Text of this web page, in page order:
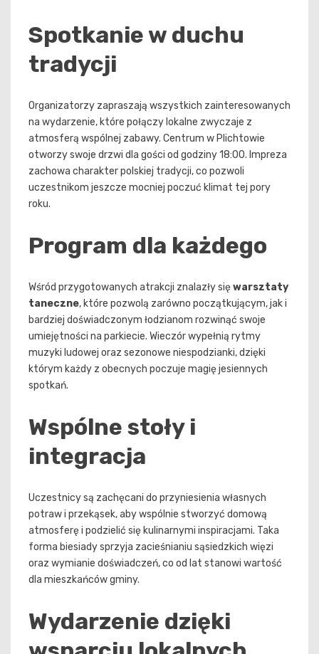
Spotkanie w duchu
tradycji
Organizatorzy zapraszają wszystkich zainteresowanych
na wydarzenie, które połączy lokalne zwyczaje z
atmosferą wspólnej zabawy. Centrum w Plichtowie
otworzy swoje drzwi dla gości od godziny 18:00. Impreza
zachowa charakter polskiej tradycji, co pozwoli
uczestnikom jeszcze mocniej poczuć klimat tej pory
roku.
Program dla każdego
Wśród przygotowanych atrakcji znalazły sięwarsztaty
taneczne, które pozwolą zarówno początkującym, jak i
bardziej doświadczonym łodzianom rozwinąć swoje
umiejętności na parkiecie. Wieczór wypełnią rytmy
muzyki ludowej oraz sezonowe niespodzianki, dzięki
którym każdy z obecnych poczuje magię jesiennych
spotkań.
Wspólne stoły i
integracja
Uczestnicy są zachęcani do przyniesienia własnych
potraw i przekąsek, aby wspólnie stworzyć domową
atmosferę i podzielić się kulinarnymi inspiracjami. Taka
forma biesiady sprzyja zacieśnianiu sąsiedzkich więzi
oraz wymianie doświadczeń, co od lat stanowi wartość
dla mieszkańców gminy.
Wydarzenie dzięki